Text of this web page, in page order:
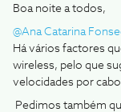
Boa noite a todos,
@Ana Catarina
Há vários factores
wireless, pelo que
velocidades por
Pedimos também